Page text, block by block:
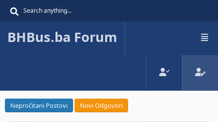
BHBus.ba Forum
Nepročitani Postovi Novi Odgovori